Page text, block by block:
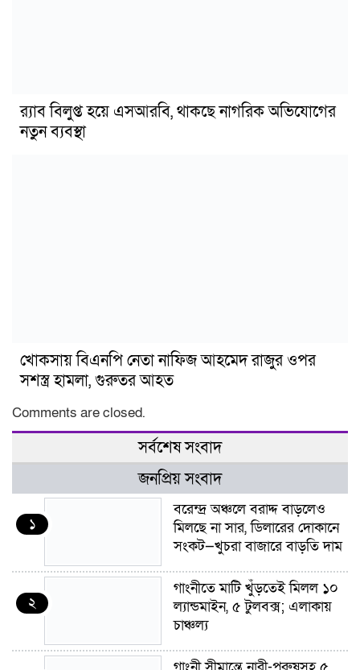
র‍্যাব বিলুপ্ত হয়ে এসআরবি, থাকছে নাগরিক অভিযোগের
নতুন ব্যবস্থা
খোকসায় বিএনপি নেতা নাফিজ আহমেদ রাজুর ওপর
সশস্ত্র হামলা, গুরুতর আহত
Comments are closed.
সর্বশেষ সংবাদ
জনপ্রিয় সংবাদ
১
বরেন্দ্র অঞ্চলে বরাদ্দ বাড়লেও
মিলছে না সার, ডিলারের দোকানে
সংকট—খুচরা বাজারে বাড়তি দাম
২
গাংনীতে মাটি খুঁড়তেই মিলল ১০
ল্যান্ডমাইন, ৫ টুলবক্স; এলাকায়
চাঞ্চল্য